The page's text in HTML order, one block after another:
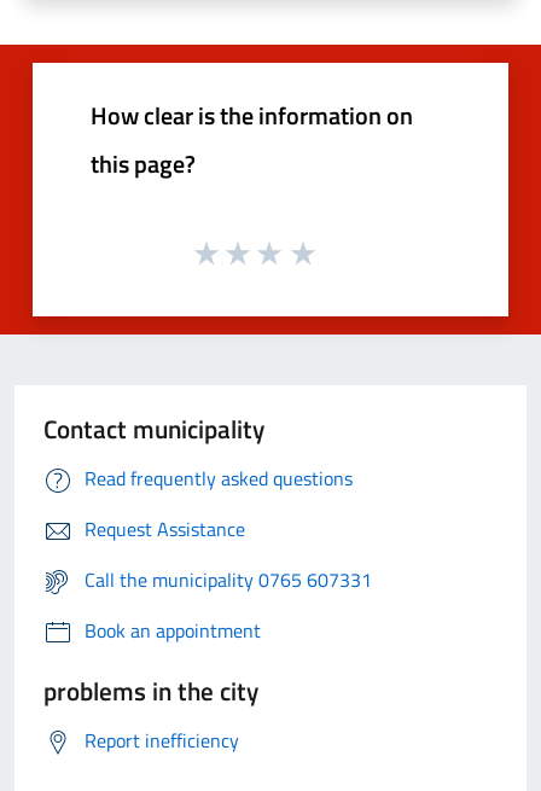
How clear is the information on
this page?
Contact municipality
Read frequently asked questions
Request Assistance
Call the municipality 0765 607331
Book an appointment
problems in the city
Report inefficiency